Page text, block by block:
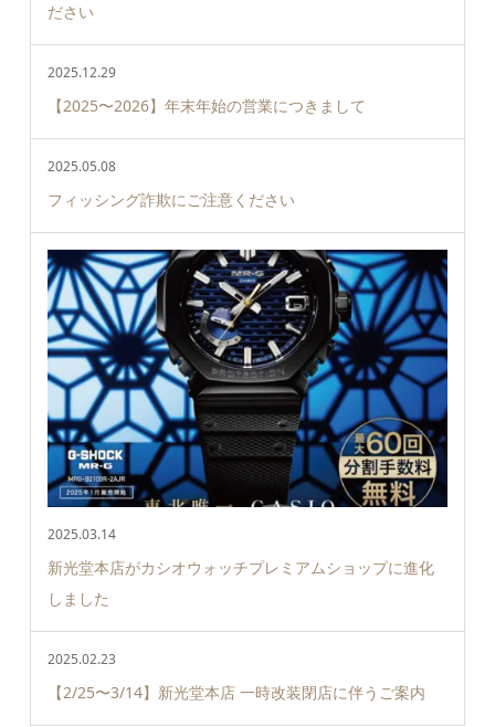
ださい
2025.12.29
【2025〜2026】年末年始の営業につきまして
2025.05.08
フィッシング詐欺にご注意ください
2025.03.14
新光堂本店がカシオウォッチプレミアムショップに進化
しました
2025.02.23
【2/25〜3/14】新光堂本店 一時改装閉店に伴うご案内